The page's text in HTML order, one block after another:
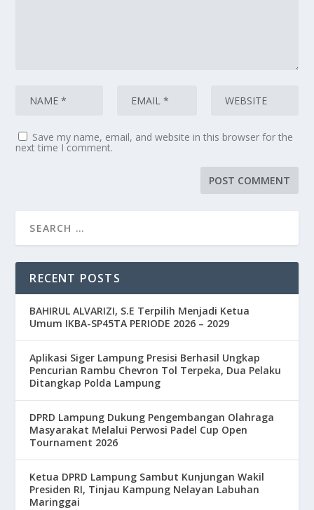
Save my name, email, and website in this browser for the
next time I comment.
RECENT POSTS
BAHIRUL ALVARIZI, S.E Terpilih Menjadi Ketua
Umum IKBA-SP45TA PERIODE 2026 – 2029
Aplikasi Siger Lampung Presisi Berhasil Ungkap
Pencurian Rambu Chevron Tol Terpeka, Dua Pelaku
Ditangkap Polda Lampung
DPRD Lampung Dukung Pengembangan Olahraga
Masyarakat Melalui Perwosi Padel Cup Open
Tournament 2026
Ketua DPRD Lampung Sambut Kunjungan Wakil
Presiden RI, Tinjau Kampung Nelayan Labuhan
Maringgai